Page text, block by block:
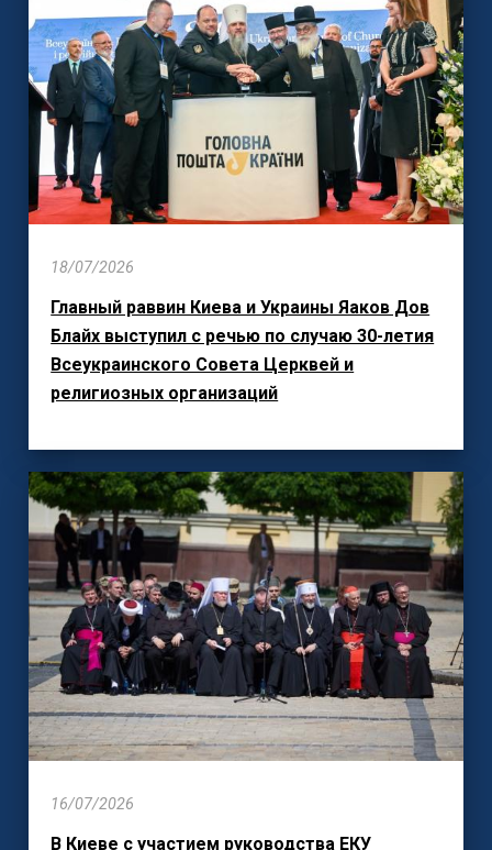
18/07/2026
Главный раввин Киева и Украины Яаков Дов
Блайх выступил с речью по случаю 30-летия
Всеукраинского Совета Церквей и
религиозных организаций
16/07/2026
В Киеве с участием руководства ЕКУ